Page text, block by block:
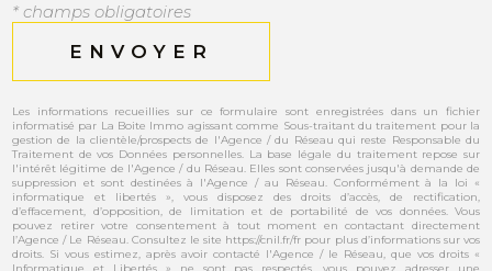
* champs obligatoires
ENVOYER
Les informations recueillies sur ce formulaire sont enregistrées dans un fichier
informatisé par La Boite Immo agissant comme Sous-traitant du traitement pour la
gestion de la clientèle/prospects de l'Agence / du Réseau qui reste Responsable du
Traitement de vos Données personnelles. La base légale du traitement repose sur
l'intérêt légitime de l'Agence / du Réseau. Elles sont conservées jusqu'à demande de
suppression et sont destinées à l'Agence / au Réseau. Conformément à la loi «
informatique et libertés », vous disposez des droits d’accès, de rectification,
d’effacement, d’opposition, de limitation et de portabilité de vos données. Vous
pouvez retirer votre consentement à tout moment en contactant directement
l’Agence / Le Réseau. Consultez le site https://cnil.fr/fr pour plus d’informations sur vos
droits. Si vous estimez, après avoir contacté l'Agence / le Réseau, que vos droits «
Informatique et Libertés » ne sont pas respectés, vous pouvez adresser une